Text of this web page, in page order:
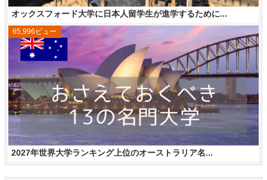
オックスフォード大学に日本人留学生が進学するために...
2027年世界大学ランキング上位のオーストラリア名...
65,996ビュー